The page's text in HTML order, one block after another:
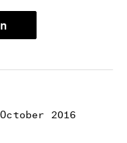
2016